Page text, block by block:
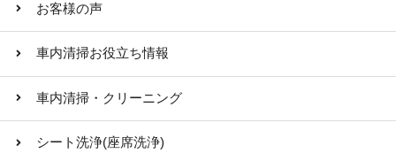
お客様の声
車内清掃お役立ち情報
車内清掃・クリーニング
シート洗浄(座席洗浄)